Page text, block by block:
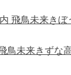
飛鳥未来きぼ
鳥未来きずな